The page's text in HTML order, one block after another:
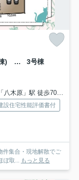
【新築】前橋市川原町第4 ３号棟(全３棟) クレイドルガーデン 新築建売分譲 3号棟
八木原」駅 徒歩70分
設住宅性能評価書付
件集合・現地解散でご
取...
もっと見る